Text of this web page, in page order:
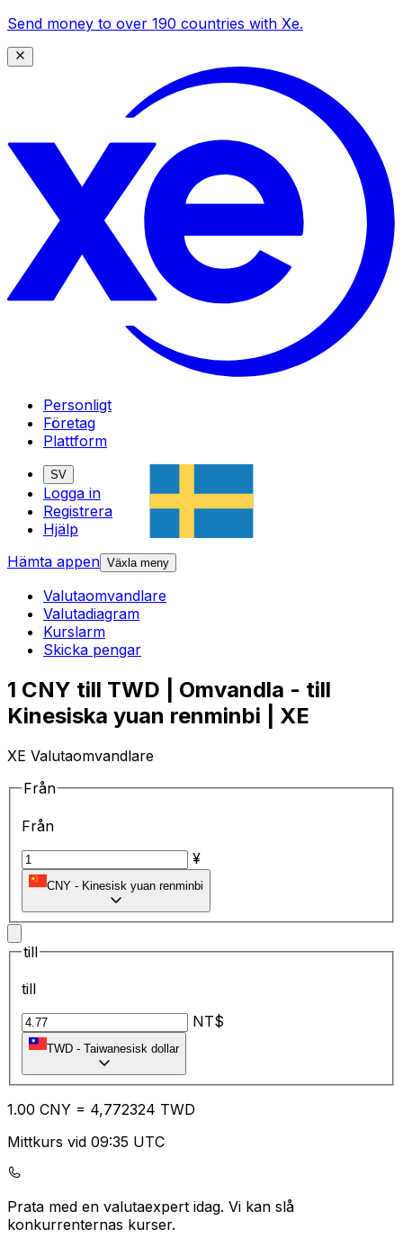
Send money to over 190 countries with Xe.
Personligt
Företag
Plattform
SV
Logga in
Registrera
Hjälp
Hämta appen Växla meny
Valutaomvandlare
Valutadiagram
Kurslarm
Skicka pengar
1 CNY till TWD | Omvandla - till
Kinesiska yuan renminbi | XE
XE Valutaomvandlare
Från
Från
¥
CNY - Kinesisk yuan renminbi
till
till
NT$
TWD - Taiwanesisk dollar
1.00 CNY = 4,772324 TWD
Mittkurs vid 09:35 UTC
Prata med en valutaexpert idag. Vi kan slå
konkurrenternas kurser.